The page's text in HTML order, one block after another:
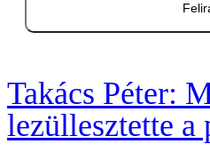
Takács Péter:
lezüllesztette a